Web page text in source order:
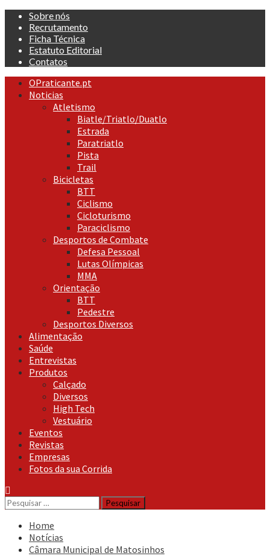
Skip
content
Sobre nós
Recrutamento
Ficha Técnica
Estatuto Editorial
Contatos
Primary
Menu
OPraticante.pt
Noticias
Atletismo
Biatle/Triatlo/Duatlo
Estrada
Paratriatlo
Pista
Trail
Bicicletas
BTT
Ciclismo
Cicloturismo
Paraciclismo
Desportos de Combate
Defesa Pessoal
Lutas Olímpicas
MMA
Orientação
BTT
Pedestre
Desportos Diversos
Alimentação
Saúde
Entrevistas
Produtos
Calçado
Diversos
High Tech
Vestuário
Eventos
Revistas
Empresas
Fotos da sua Corrida
Pesquisar
por:
Home
Notícias
Câmara Municipal de Matosinhos